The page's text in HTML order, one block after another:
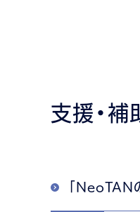
支援・
「NeoTAN